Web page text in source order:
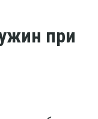
при